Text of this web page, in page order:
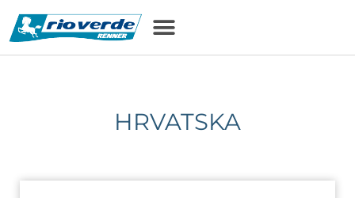
HRVATSKA